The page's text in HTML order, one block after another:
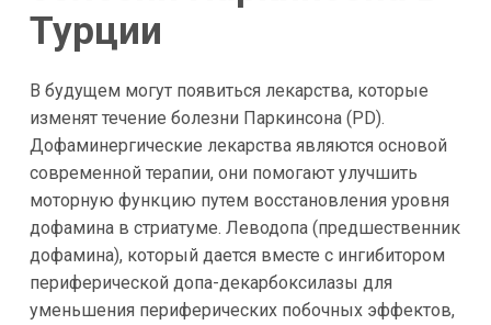
Турции
В будущем могут появиться лекарства, которые
изменят течение болезни Паркинсона (PD).
Дофаминергические лекарства являются основой
современной терапии, они помогают улучшить
моторную функцию путем восстановления уровня
дофамина в стриатуме. Леводопа (предшественник
дофамина), который дается вместе с ингибитором
периферической допа-декарбоксилазы для
уменьшения периферических побочных эффектов,